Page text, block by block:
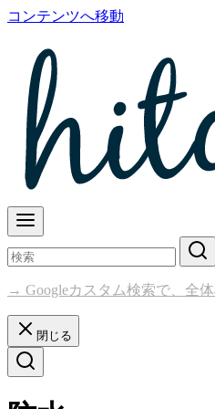
コンテンツへ移動
→ Googleカスタム検索で、全
閉じる